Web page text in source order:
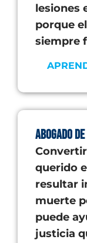
lesiones
porque
siempre
Abogado
querido
resultar
muerte
puede
justicia